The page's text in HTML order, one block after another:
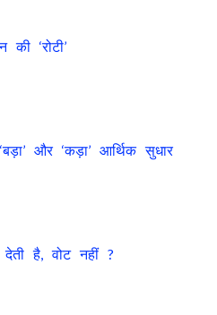
की ‘रोटी’
और ‘कड़ा’ आर्थिक सुधार
है, वोट नहीं ?